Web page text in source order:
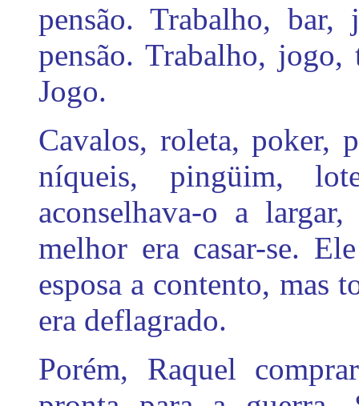
pensão. Trabalho, bar,
pensão. Trabalho,
Jogo.
Cavalos, roleta, poker,
níqueis, pingüim,
aconselhava-o a
melhor era casar-se.
esposa a contento, mas
era deflagrado.
Porém, Raquel